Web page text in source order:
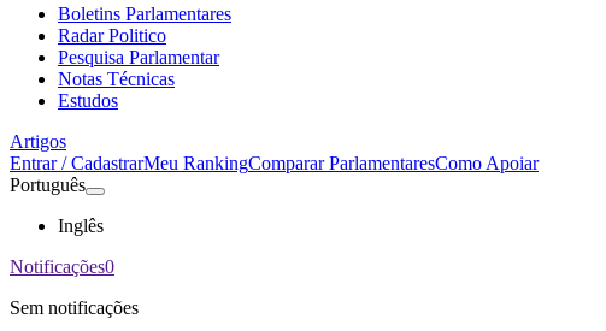
Boletins Parlamentares
Radar Politico
Pesquisa Parlamentar
Notas Técnicas
Estudos
Artigos
Entrar / CadastrarMeu RankingComparar ParlamentaresComo Apoiar
Português
Inglês
Notificações0
Sem notificações